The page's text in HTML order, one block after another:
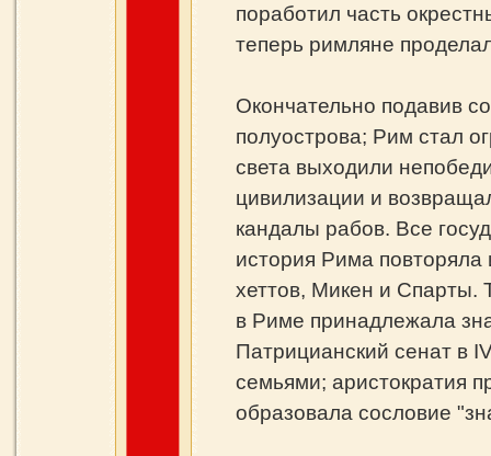
поработил часть
теперь римляне
Окончательно подавив
полуострова; Рим стал
света выходили
цивилизации и
кандалы рабов. Все
история Рима повторяла
хеттов, Микен и Спарты.
в Риме принадлежала
Патрицианский сенат в
семьями; аристократия
образовала сословие